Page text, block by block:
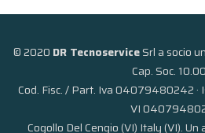
© 2020 DR TecnoserviceSrl a socio
Cap. Soc.
Cod. Fisc. / Part. Iva 04079480242 ·
VI
Cogollo Del Cengio (VI) Italy (VI). Un